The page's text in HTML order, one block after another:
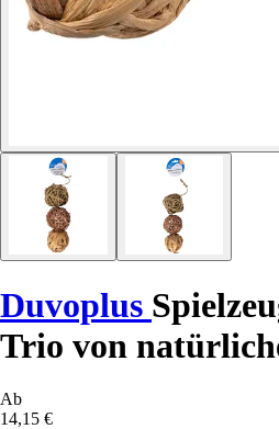
Duvoplus
Trio von
Ab
14,15 €